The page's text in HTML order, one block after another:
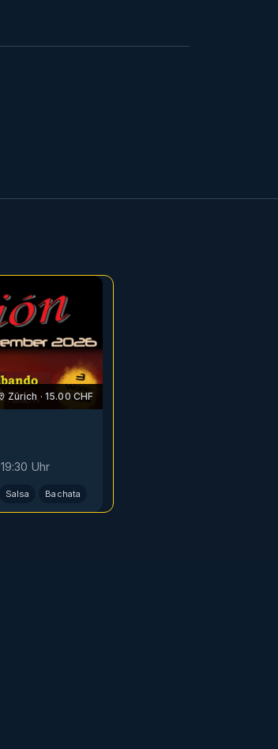
Zürich · 15.00 CHF
19:30 Uhr
Salsa Bachata